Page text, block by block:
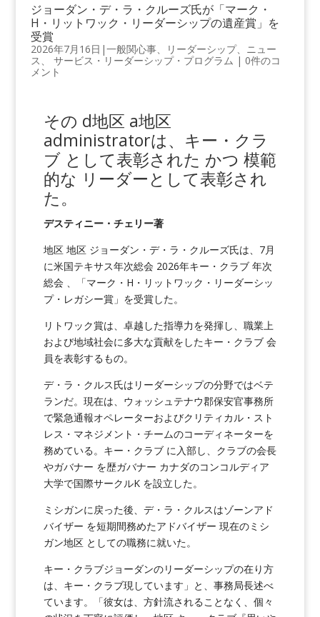
ジョーダン・デ・ラ・クルーズ氏が「マーク・
H・リットワック・リーダーシップの遺産賞」を
受賞
2026年7月16日 |一般関心事、 リーダーシップ、
ニュー
ス
サービス・リーダーシップ・プログラム | 0件のコ
メント
その d地区 a地区
administratorは、キー・クラ
ブ として表彰された かつ 模範
的な リーダーとして表彰され
た。
デスティニー・チェリー著
地区 地区 ジョーダン・デ・ラ・クルーズ氏は、7月
に米国テキサス年次総会 2026年キー・クラブ 年次
総会 、「マーク・H・リットワック・リーダーシッ
プ・レガシー賞」を受賞した。
リトワック賞は、卓越した指導力を発揮し、職業上
および地域社会に多大な貢献をしたキー・クラブ 会
員を表彰するもの。
デ・ラ・クルス氏はリーダーシップの分野ではベテ
ランだ。現在は、ウォッシュテナウ郡保安官事務所
で緊急通報オペレーターおよびクリティカル・スト
レス・マネジメント・チームのコーディネーターを
務めている。キー・クラブ に入部し、クラブの会長
やガバナー を歴ガバナー カナダのコンコルディア
大学で国際サークルK を設立した。
ミシガンに戻った後、デ・ラ・クルスはゾーンアド
バイザー を短期間務めたアドバイザー 現在のミシ
ガン地区 としての職務に就いた。
キー・クラブジョーダンのリーダーシップの在り方
は、キー・クラブ現しています」と、事務局長述べ
ています。「彼女は、方針流されることなく、個々